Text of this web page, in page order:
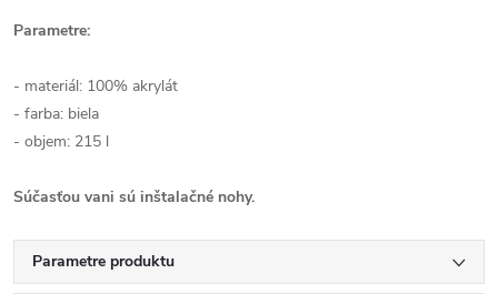
Parametre:
- materiál: 100% akrylát
- farba: biela
- objem: 215 l
Súčasťou vani sú inštalačné nohy.
Parametre produktu